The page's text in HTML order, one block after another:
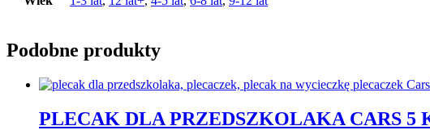
Podobne produkty
PLECAK DLA PRZEDSZKOLAKA CARS 5